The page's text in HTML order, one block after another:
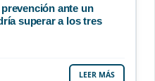
ante un
superar a los tres
LEER MÁS